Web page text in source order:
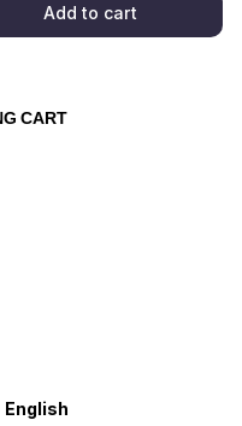
Add to cart
CART
English